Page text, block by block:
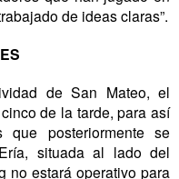
de ideas claras”.
de San Mateo, el
de la tarde, para así
posteriormente se
situada al lado del
no estará operativo para